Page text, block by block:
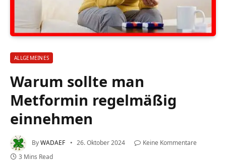
ALLGEMEINES
Warum sollte man
Metformin regelmäßig
einnehmen
ByWADAEF 26. Oktober 2024
Keine Kommentare
3 Mins Read